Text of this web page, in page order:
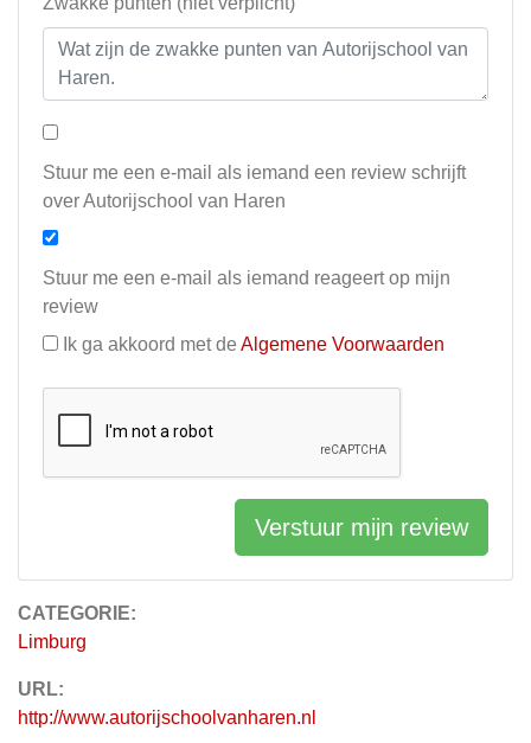
CATEGORIE:
Limburg
URL:
http://www.autorijschoolvanharen.nl
Stuur me een e-mail als iemand een review schrijft
over Autorijschool van Haren
Stuur me een e-mail als iemand reageert op mijn
review
Ik ga akkoord met de Algemene Voorwaarden
Verstuur mijn review